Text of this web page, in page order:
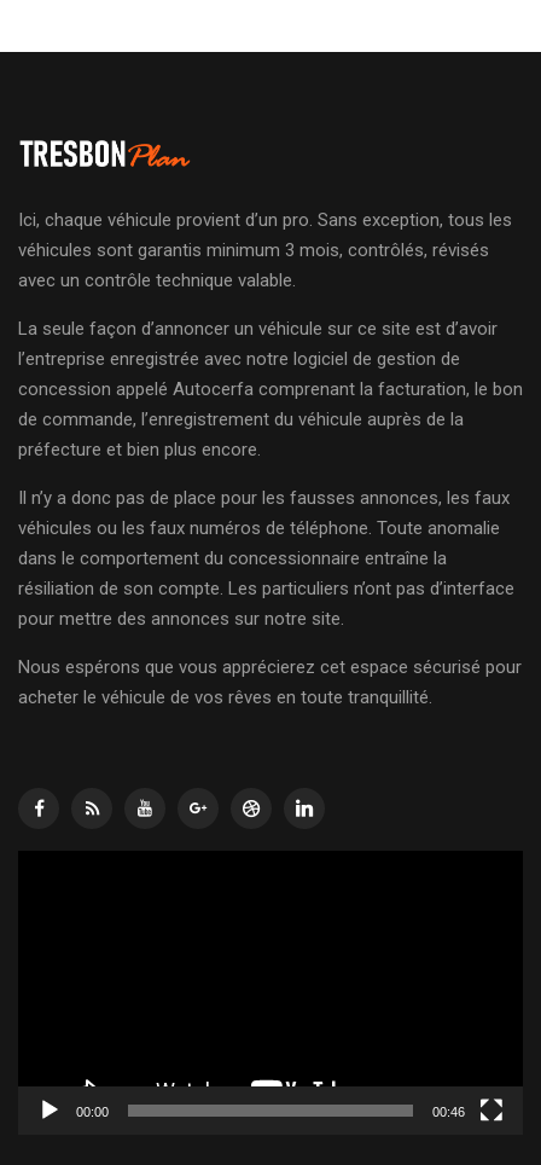
Ici, chaque véhicule provient d’un pro. Sans exception, tous les
véhicules sont garantis minimum 3 mois, contrôlés, révisés
avec un contrôle technique valable.
La seule façon d’annoncer un véhicule sur ce site est d’avoir
l’entreprise enregistrée avec notre logiciel de gestion de
concession appelé Autocerfa comprenant la facturation, le bon
de commande, l’enregistrement du véhicule auprès de la
préfecture et bien plus encore.
Il n’y a donc pas de place pour les fausses annonces, les faux
véhicules ou les faux numéros de téléphone. Toute anomalie
dans le comportement du concessionnaire entraîne la
résiliation de son compte. Les particuliers n’ont pas d’interface
pour mettre des annonces sur notre site.
Nous espérons que vous apprécierez cet espace sécurisé pour
acheter le véhicule de vos rêves en toute tranquillité.
00:00 00:46